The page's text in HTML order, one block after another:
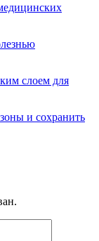
слоем для
и сохранить